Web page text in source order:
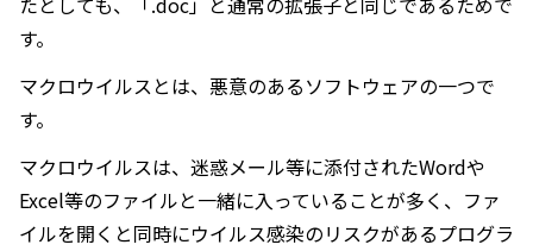
す。
マクロウイルスとは、悪意のあるソフトウェアの一つで
す。
マクロウイルスは、迷惑メール等に添付されたWordや
Excel等のファイルと一緒に入っていることが多く、ファ
イルを開くと同時にウイルス感染のリスクがあるプログラ